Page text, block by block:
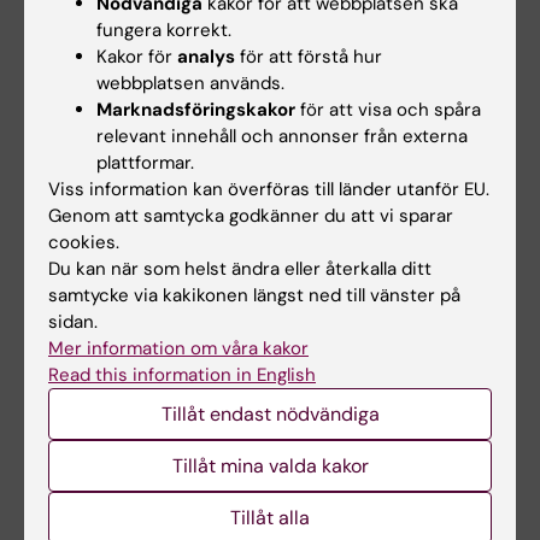
Shape Analysis of the Corpus Callosum in
Alzheimer's Disease and Frontotemporal
Lobar Degeneration Subtypes
Walterfang M; Luders E; Looi JCL; Rajagopalan
P; Velakoulis D; Thompson PM; Lindberg O;
Ostberg P; Nordin LE; Svensson L; Wahlund L-
ARTICLE:NEUROIMAGE.2013;68:75-82
Cortical responses to amphetamine exposure
studied by pCASL MRI and
pharmacokinetic/pharmacodynamic dose
modeling
Nordin LE; Li T-Q; Brogren J; Johansson P;
Sjogren N; Hannesdottir K; Bjork C; Segerdahl
M; Wang DJJ; Julin P
Alla författare
Alla övriga publikationer
REVIEW:
INSIGHTS INTO IMAGING.
fungera korrekt.
Kakor för analys för att förstå hur
webbplatsen används.
Marknadsföringskakor för att visa och spåra
relevant innehåll och annonser från externa
plattformar.
Viss information kan överföras till länder utanför EU.
Genom att samtycka godkänner du att vi sparar
cookies.
Du kan när som helst ändra eller återkalla ditt
samtycke via kakikonen längst ned till vänster på
sidan.
Mer information om våra kakor
Read this information in English
Tillåt endast nödvändiga
Tillåt mina valda kakor
Tillåt alla